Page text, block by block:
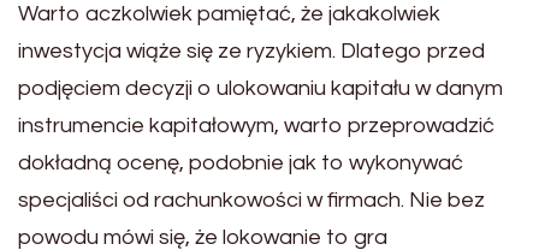
Warto aczkolwiek pamiętać, że jakakolwiek
inwestycja wiąże się ze ryzykiem. Dlatego przed
podjęciem decyzji o ulokowaniu kapitału w danym
instrumencie kapitałowym, warto przeprowadzić
dokładną ocenę, podobnie jak to wykonywać
specjaliści od rachunkowości w firmach. Nie bez
powodu mówi się, że lokowanie to gra